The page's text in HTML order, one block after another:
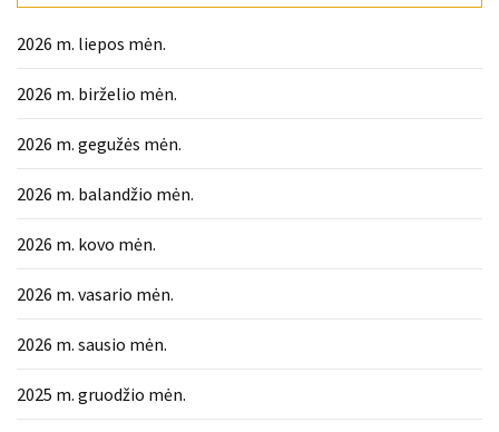
2026 m. liepos mėn.
2026 m. birželio mėn.
2026 m. gegužės mėn.
2026 m. balandžio mėn.
2026 m. kovo mėn.
2026 m. vasario mėn.
2026 m. sausio mėn.
2025 m. gruodžio mėn.